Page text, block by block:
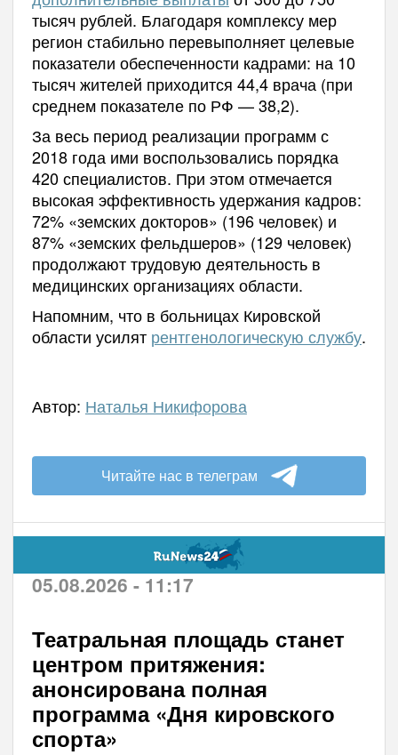
тысяч рублей. Благодаря комплексу мер
регион стабильно перевыполняет целевые
показатели обеспеченности кадрами: на 10
тысяч жителей приходится 44,4 врача (при
среднем показателе по РФ — 38,2).
За весь период реализации программ с
2018 года ими воспользовались порядка
420 специалистов. При этом отмечается
высокая эффективность удержания кадров:
72% «земских докторов» (196 человек) и
87% «земских фельдшеров» (129 человек)
продолжают трудовую деятельность в
медицинских организациях области.
Напомним, что в больницах Кировской
области усилят рентгенологическую службу.
Автор: Наталья Никифорова
Читайте нас в телеграм
05.08.2026 - 11:17
Театральная площадь станет
центром притяжения:
анонсирована полная
программа «Дня кировского
спорта»